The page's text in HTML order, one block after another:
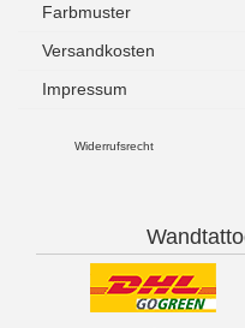
Farbmuster
Versandkosten
Impressum
Widerrufsrecht